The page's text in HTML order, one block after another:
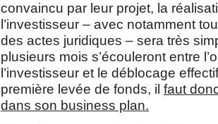
convaincu par leur projet, la
l’investisseur – avec notamment
des actes juridiques – sera très
plusieurs mois s’écouleront entre
l’investisseur et le déblocage
première levée de fonds, il faut
dans son business plan.